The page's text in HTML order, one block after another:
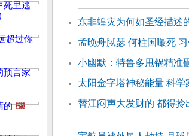
死里逃
超过你
预言家
的 🖼️
东非蝗灾为何如圣经描述
孟晚舟脦瑟 何柱国嘬死
小幽默：特鲁多甩锅精准
太阳金字塔神秘能量 科学
替江闷声大发财的 都得拎